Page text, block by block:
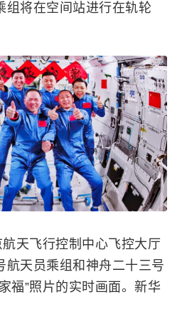
组将在空间站进行在轨轮
航天飞行控制中心 飞控大厅
航天员乘组和神舟二十三号
福”照片的实时画面。新华